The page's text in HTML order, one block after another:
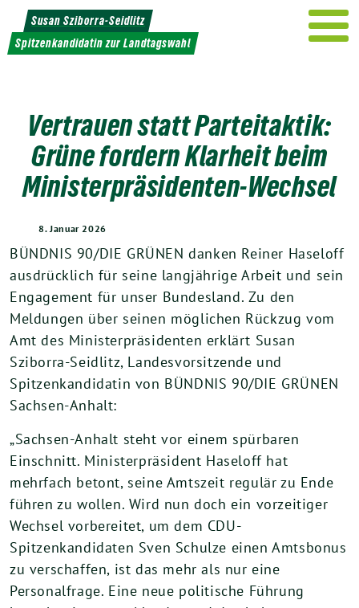
Weiter
zum
Inhalt
Susan Sziborra-Seidlitz
Spitzenkandidatin zur Landtagswahl
Vertrauen statt Parteitaktik:
Grüne fordern Klarheit beim
Ministerpräsidenten-Wechsel
8. Januar 2026
BÜNDNIS 90/DIE GRÜNEN danken Reiner Haseloff
ausdrücklich für seine langjährige Arbeit und sein
Engagement für unser Bundesland. Zu den
Meldungen über seinen möglichen Rückzug vom
Amt des Ministerpräsidenten erklärt Susan
Sziborra-Seidlitz, Landesvorsitzende und
Spitzenkandidatin von BÜNDNIS 90/DIE GRÜNEN
Sachsen-Anhalt:
„Sachsen-Anhalt steht vor einem spürbaren
Einschnitt. Ministerpräsident Haseloff hat
mehrfach betont, seine Amtszeit regulär zu Ende
führen zu wollen. Wird nun doch ein vorzeitiger
Wechsel vorbereitet, um dem CDU-
Spitzenkandidaten Sven Schulze einen Amtsbonus
zu verschaffen, ist das mehr als nur eine
Personalfrage. Eine neue politische Führung